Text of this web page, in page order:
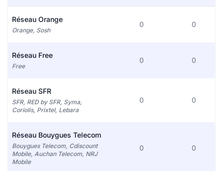
Réseau Orange
Orange, Sosh
0 0
Réseau Free
Free
0 0
Réseau SFR
SFR, RED by SFR, Syma,
Coriolis, Prixtel, Lebara
0 0
Réseau Bouygues Telecom
Bouygues Telecom, Cdiscount
Mobile, Auchan Telecom, NRJ
Mobile
0 0